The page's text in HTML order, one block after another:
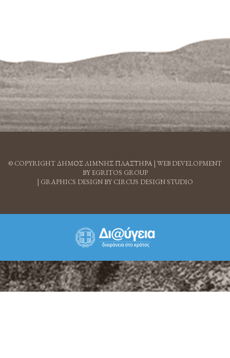
© COPYRIGHT ΔΗΜΟΣ ΛΙΜΝΗΣ ΠΛΑΣΤΗΡΑ | WEB DEVELOPMENT
BY EGRITOS GROUP
| GRAPHICS DESIGN BY CIRCUS DESIGN STUDIO